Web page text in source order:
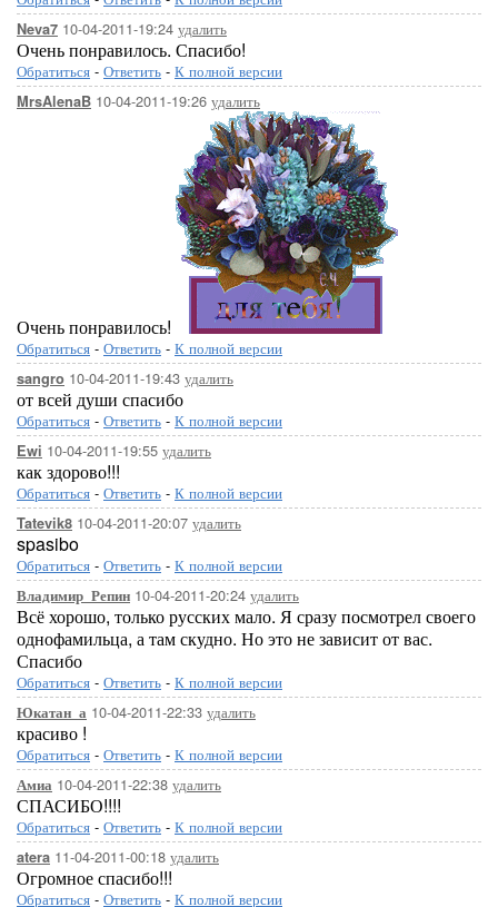
Neva7 10-04-2011-19:24 удалить
Очень понравилось. Спасибо!
Обратиться - Ответить - К полной версии
MrsAlenaB 10-04-2011-19:26 удалить
Очень понравилось!
Обратиться - Ответить - К полной версии
sangro 10-04-2011-19:43 удалить
от всей души спасибо
Обратиться - Ответить - К полной версии
Ewi 10-04-2011-19:55 удалить
как здорово!!!
Обратиться - Ответить - К полной версии
Tatevik8 10-04-2011-20:07 удалить
spasibo
Обратиться - Ответить - К полной версии
Владимир_Репин 10-04-2011-20:24 удалить
Всё хорошо, только русских мало. Я сразу посмотрел своего
однофамильца, а там скудно. Но это не зависит от вас.
Спасибо
Обратиться - Ответить - К полной версии
Юкатан_а 10-04-2011-22:33 удалить
красиво !
Обратиться - Ответить - К полной версии
Амиа 10-04-2011-22:38 удалить
СПАСИБО!!!!
Обратиться - Ответить - К полной версии
atera 11-04-2011-00:18 удалить
Огромное спасибо!!!
Обратиться - Ответить - К полной версии